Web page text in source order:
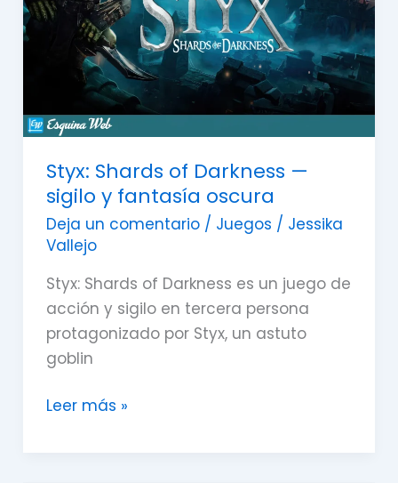
Styx: Shards of Darkness —
sigilo y fantasía oscura
Deja un comentario / Juegos / Jessika
Vallejo
Styx: Shards of Darkness es un juego de
acción y sigilo en tercera persona
protagonizado por Styx, un astuto
goblin
—
sigilo
fantasía
oscura
Leer más »